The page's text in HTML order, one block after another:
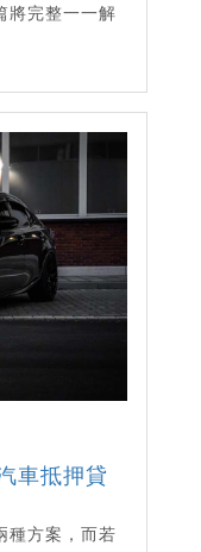
將完整一一解
車抵押貸
種方案，而若